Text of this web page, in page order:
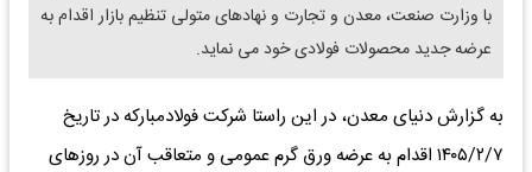
با وزارت صنعت، معدن و تجارت و نهادهای متولی تنظیم بازار اقدام به
عرضه جدید محصولات فولادی خود می نماید.
به گزارش دنیای معدن، در این راستا شرکت فولادمبارکه در تاریخ
۱۴۰۵/۲/۷ اقدام به عرضه ورق گرم عمومی و متعاقب آن در روزهای